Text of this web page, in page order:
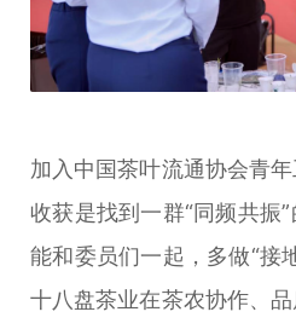
加入中国茶叶流通协会青
收获是找到一群“同频共振
能和委员们一起，多做“接
十八盘茶业在茶农协作、